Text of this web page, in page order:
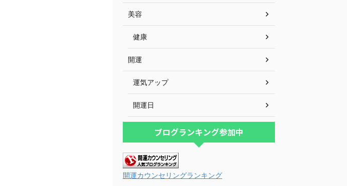
美容
健康
開運
運気アップ
開運日
ブログランキング参加中
開運カウンセリングランキング